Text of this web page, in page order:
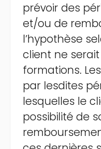
prévoir des
et/ou de
l’hypothèse
client ne
formations.
par lesdites
lesquelles le
possibilité de